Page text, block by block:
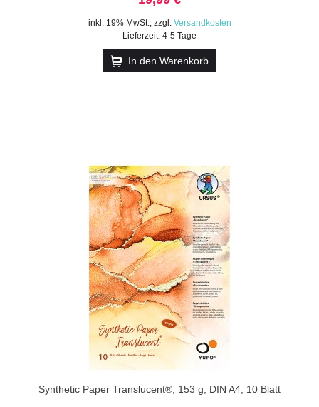
inkl. 19% MwSt., zzgl. Versandkosten
Lieferzeit: 4-5 Tage
In den Warenkorb
Synthetic Paper Translucent®, 153 g, DIN A4, 10 Blatt